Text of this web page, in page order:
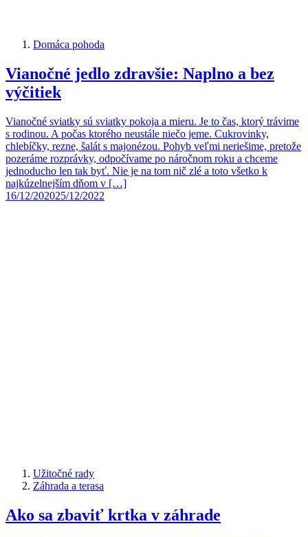
Domáca pohoda
Vianočné jedlo zdravšie: Naplno a bez
výčitiek
Vianočné sviatky sú sviatky pokoja a mieru. Je to čas, ktorý trávime
s rodinou. A počas ktorého neustále niečo jeme. Cukrovinky,
chlebíčky, rezne, šalát s majonézou. Pohyb veľmi neriešime, pretože
pozeráme rozprávky, odpočívame po náročnom roku a chceme
jednoducho len tak byť. Nie je na tom nič zlé a toto všetko k
najkúzelnejším dňom v […]
16/12/202025/12/2022
Užitočné rady
Záhrada a terasa
Ako sa zbaviť krtka v záhrade